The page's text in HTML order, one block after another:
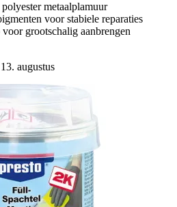
metaalplamuur
voor stabiele reparaties
grootschalig aanbrengen
augustus